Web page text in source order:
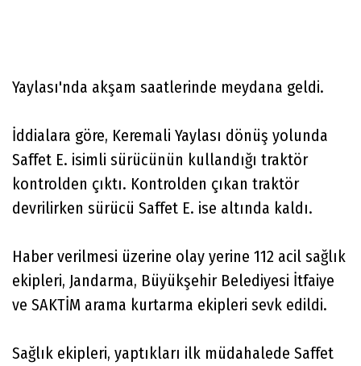
Yaylası'nda akşam saatlerinde meydana geldi.
İddialara göre, Keremali Yaylası dönüş yolunda
Saffet E. isimli sürücünün kullandığı traktör
kontrolden çıktı. Kontrolden çıkan traktör
devrilirken sürücü Saffet E. ise altında kaldı.
Haber verilmesi üzerine olay yerine 112 acil sağlık
ekipleri, Jandarma, Büyükşehir Belediyesi İtfaiye
ve SAKTİM arama kurtarma ekipleri sevk edildi.
Sağlık ekipleri, yaptıkları ilk müdahalede Saffet